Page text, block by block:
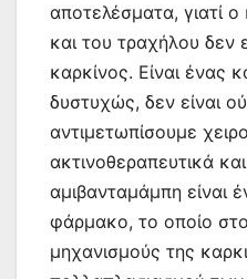
αποτελέσματα, γιατί
και του τραχήλου δεν
καρκίνος. Είναι ένας
δυστυχώς, δεν είναι
αντιμετωπίσουμε
ακτινοθεραπευτικά
αμιβανταμάμπη είναι
φάρμακο, το οποίο
μηχανισμούς της